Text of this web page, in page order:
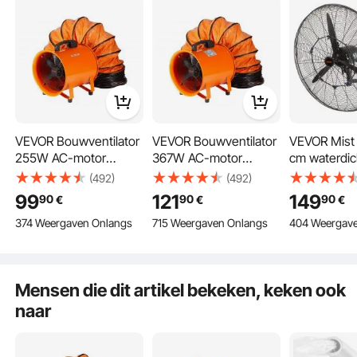
VEVOR Bouwventilator
255W AC-motor
Bouwventilator 2830
RPM Bouwventilator
Ventilator 1720 CFM
(2922 m3/u) Axiale
Industriële ventilator
(492)
9990€
374 Weergaven Onlangs
VEVOR Bouwventilator
367W AC-motor
Bouwventilator 2800
RPM Bouwventilator
Ventilator 2574 CFM
(4373 m3/h) Axiale
Industriële ventilator
(492)
12190€
715 Weergaven Onlangs
VEVOR
cm
industriële
snelheden,
14990€
404
Mensen die dit artikel bekeken, keken ook
naar